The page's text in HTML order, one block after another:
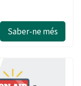
Saber-ne més